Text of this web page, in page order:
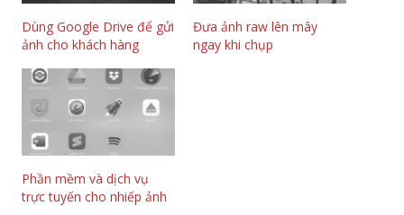
Dùng Google Drive để gửi
ảnh cho khách hàng
Đưa ảnh raw lên mây
ngay khi chụp
Phần mềm và dịch vụ
trực tuyến cho nhiếp ảnh